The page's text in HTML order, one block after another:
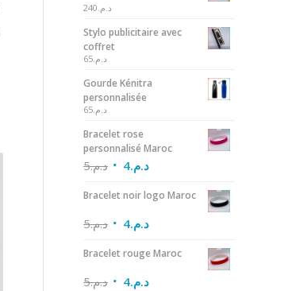
د.م. 240
Stylo publicitaire avec
coffret
د.م. 65
Gourde Kénitra
personnalisée
د.م. 65
Bracelet rose
personnalisé Maroc
د.م.5 د.م.4
Bracelet noir logo Maroc
د.م.5 د.م.4
Bracelet rouge Maroc
د.م.5 د.م.4